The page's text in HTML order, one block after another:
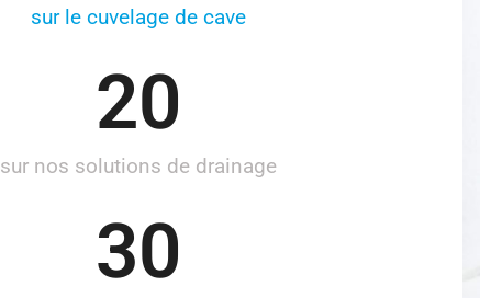
sur le cuvelage de cave
sur nos solutions de drainage
20
30